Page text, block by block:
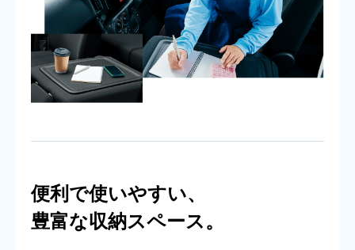
便利で使いやすい、
豊富な収納スペース。